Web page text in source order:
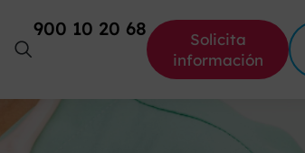
900 10 20 68
Solicita
información